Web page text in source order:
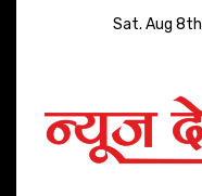
Sat. Aug